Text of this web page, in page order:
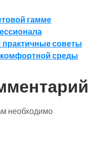
гамме
практичные советы
комфортной среды
необходимо